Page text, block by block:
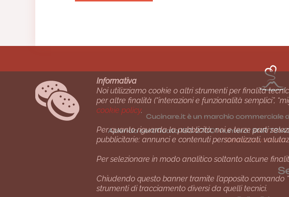
Cucinare.it è un marchio commerciale
Azienda certiﬁcata ISO 27001 numero: SNR
Gestione
Informativa
Noi utilizziamo cookie o altri strumenti per finalità
per altre finalità (“interazioni e funzionalità semplici”,
cookie policy.
Per quanto riguarda la pubblicità, noi e terze parti
pubblicitarie: annunci e contenuti personalizzati,
Per selezionare in modo analitico soltanto alcune
Chiudendo questo banner tramite l’apposito
strumenti di tracciamento diversi da quelli tecnici.